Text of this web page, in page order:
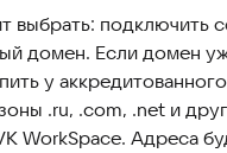
выбрать: подключить
домен. Если домен
у
.ru, .com, .net и
WorkSpace. Адреса